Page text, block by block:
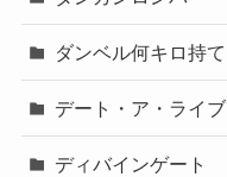
ダンベル何キロ持て
デート・ア・ライブ
ディバインゲート